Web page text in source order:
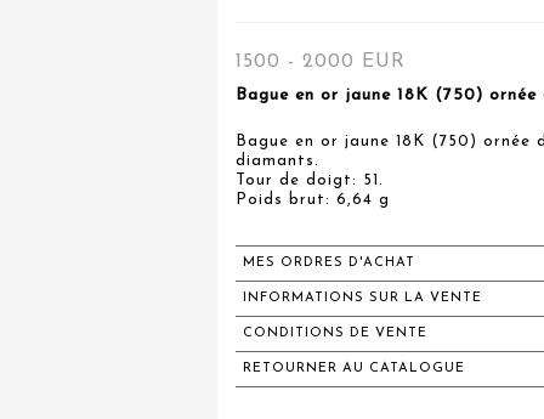
1500 - 2000 EUR
Bague en or jaune 18K (750)
Bague en or jaune 18K (750) ornée
diamants.
Tour de doigt: 51.
Poids brut: 6,64 g
MES ORDRES D'ACHAT
INFORMATIONS SUR LA VENTE
CONDITIONS DE VENTE
RETOURNER AU CATALOGUE